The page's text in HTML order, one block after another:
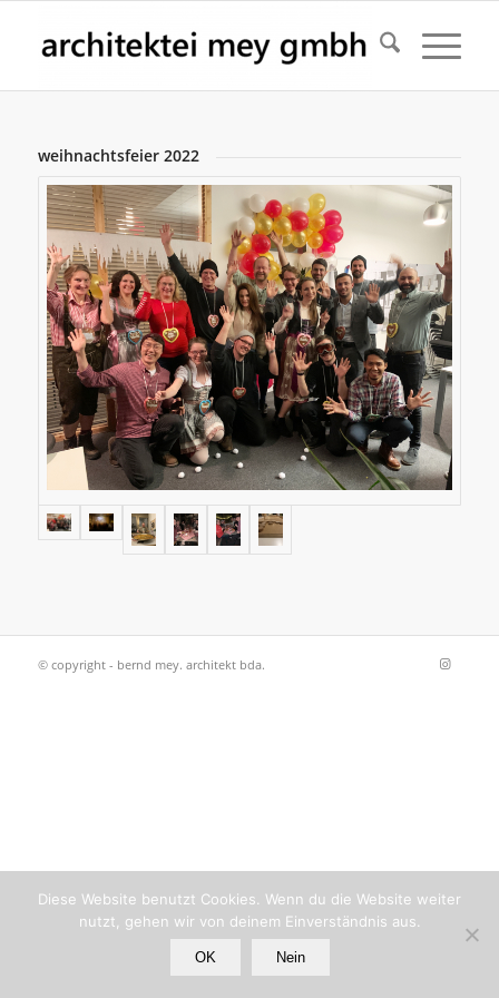
weihnachtsfeier 2022
© copyright - bernd mey. architekt bda.
Diese Website benutzt Cookies. Wenn du die Website weiter
nutzt, gehen wir von deinem Einverständnis aus.
OK Nein